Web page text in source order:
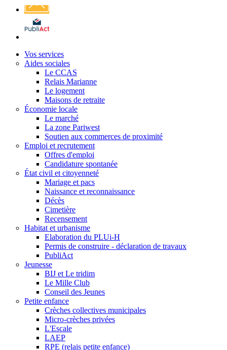
Affichage
légal
Vos services
Aides sociales
Le CCAS
Relais Marianne
Le logement
Maisons de retraite
Économie locale
Le marché
La zone Pariwest
Soutien aux commerces de proximité
Emploi et recrutement
Offres d'emploi
Candidature spontanée
État civil et citoyenneté
Mariage et pacs
Naissance et reconnaissance
Décès
Cimetière
Recensement
Habitat et urbanisme
Elaboration du PLUi-H
Permis de construire - déclaration de travaux
PubliAct
Jeunesse
BIJ et Le tridim
Le Mille Club
Conseil des Jeunes
Petite enfance
Crèches collectives municipales
Micro-crèches privées
L'Escale
LAEP
RPE (relais petite enfance)